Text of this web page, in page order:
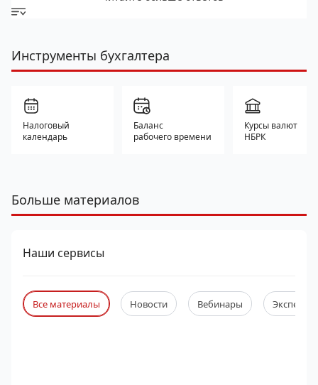
Инструменты бухгалтера
Налоговый
календарь
Баланс
рабочего времени
Курсы валют
НБРК
Больше материалов
Наши сервисы
Все материалы Новости Вебинары